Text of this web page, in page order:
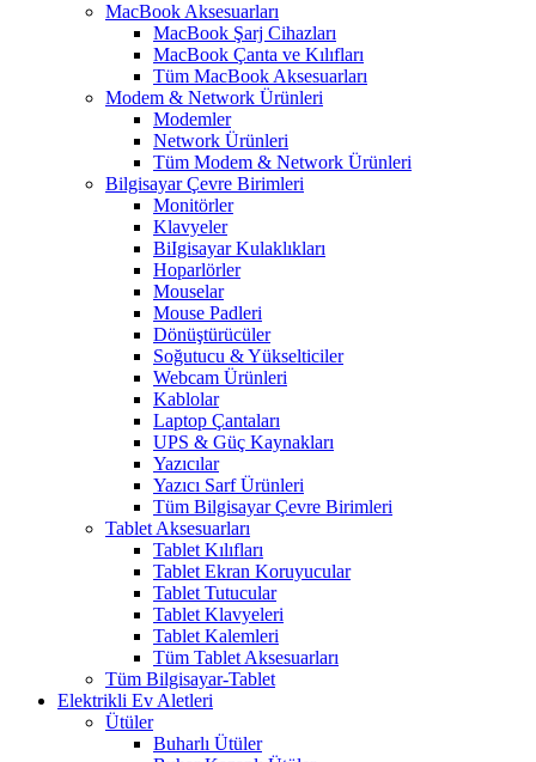
MacBook Aksesuarları
MacBook Şarj Cihazları
MacBook Çanta ve Kılıfları
Tüm MacBook Aksesuarları
Modem & Network Ürünleri
Modemler
Network Ürünleri
Tüm Modem & Network Ürünleri
Bilgisayar Çevre Birimleri
Monitörler
Klavyeler
BiIgisayar Kulaklıkları
Hoparlörler
Mouselar
Mouse Padleri
Dönüştürücüler
Soğutucu & Yükselticiler
Webcam Ürünleri
Kablolar
Laptop Çantaları
UPS & Güç Kaynakları
Yazıcılar
Yazıcı Sarf Ürünleri
Tüm Bilgisayar Çevre Birimleri
Tablet Aksesuarları
Tablet Kılıfları
Tablet Ekran Koruyucular
Tablet Tutucular
Tablet Klavyeleri
Tablet Kalemleri
Tüm Tablet Aksesuarları
Tüm Bilgisayar-Tablet
Elektrikli Ev Aletleri
Ütüler
Buharlı Ütüler